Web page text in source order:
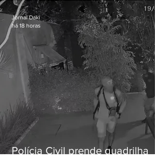
Polícia Civil prende quadrilha
Jornal Daki
há 18 horas